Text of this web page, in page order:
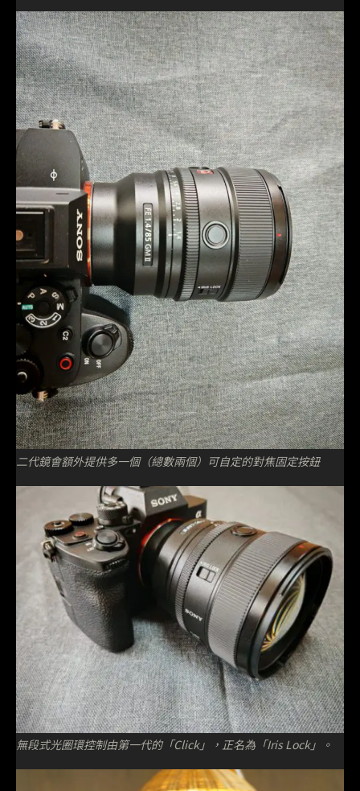
二代鏡會額外提供多一個（總數兩個）可自定的對焦固定按鈕
無段式光圈環控制由第一代的「Click」，正名為「Iris Lock」。